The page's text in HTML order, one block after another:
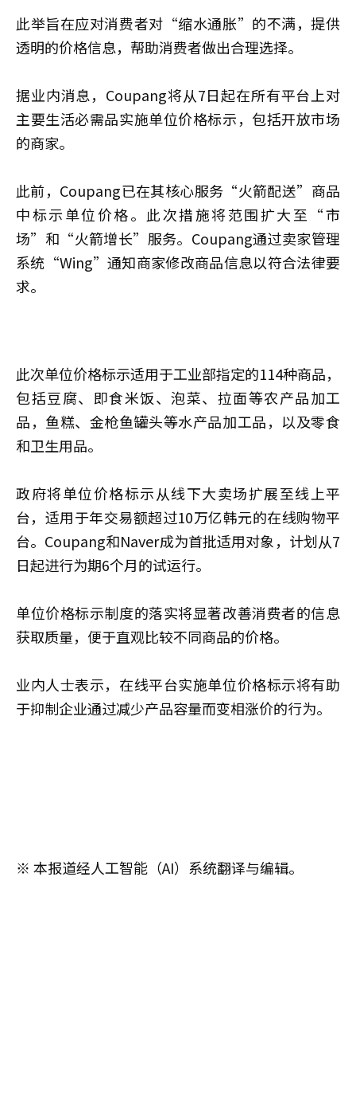
此举旨在应对消费者对“缩水通胀”的不满，提供
透明的价格信息，帮助消费者做出合理选择。
据业内消息，Coupang将从7日起在所有平台上对
主要生活必需品实施单位价格标示，包括开放市场
的商家。
此前，Coupang已在其核心服务“火箭配送”商品
中标示单位价格。此次措施将范围扩大至“市
场”和“火箭增长”服务。Coupang通过卖家管理
系统“Wing”通知商家修改商品信息以符合法律要
求。
此次单位价格标示适用于工业部指定的114种商品，
包括豆腐、即食米饭、泡菜、拉面等农产品加工
品，鱼糕、金枪鱼罐头等水产品加工品，以及零食
和卫生用品。
政府将单位价格标示从线下大卖场扩展至线上平
台，适用于年交易额超过10万亿韩元的在线购物平
台。Coupang和Naver成为首批适用对象，计划从7
日起进行为期6个月的试运行。
单位价格标示制度的落实将显著改善消费者的信息
获取质量，便于直观比较不同商品的价格。
业内人士表示，在线平台实施单位价格标示将有助
于抑制企业通过减少产品容量而变相涨价的行为。
※ 本报道经人工智能（AI）系统翻译与编辑。